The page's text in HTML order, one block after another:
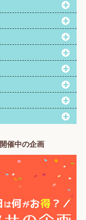
開催中の企画